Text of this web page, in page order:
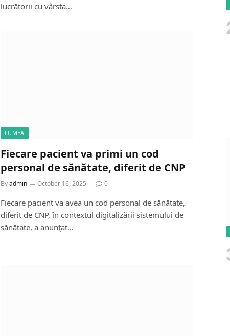
lucrătorii cu vârsta…
LUMEA
Fiecare pacient va primi un cod
personal de sănătate, diferit de CNP
Byadmin October 16, 2025 0
Fiecare pacient va avea un cod personal de sănătate,
diferit de CNP, în contextul digitalizării sistemului de
sănătate, a anunţat…